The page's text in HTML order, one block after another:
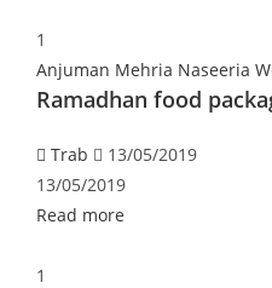
1
Anjuman Mehria Naseeria
Ramadhan food
Trab
13/05/2019
13/05/2019
Read more
1